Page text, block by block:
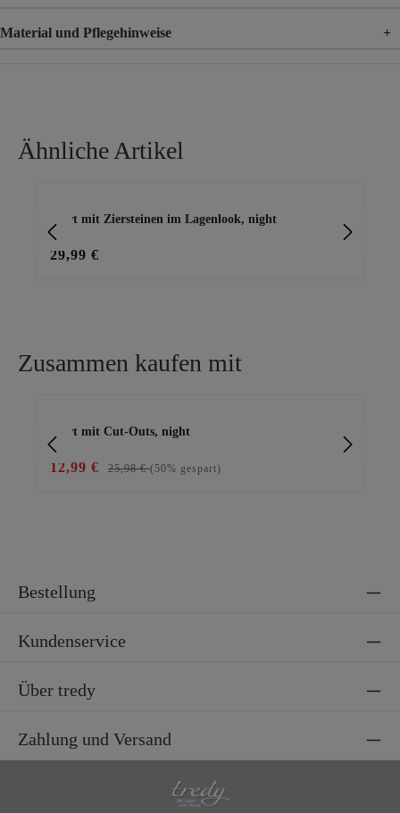
Material und Pflegehinweise +
Ähnliche Artikel
Shirt mit Ziersteinen im Lagenlook, night
29,99 €
Zusammen kaufen mit
Shirt mit Cut-Outs, night
12,99 € 25,98 €(50% gespart)
Bestellung
Kundenservice
Über tredy
Zahlung und Versand